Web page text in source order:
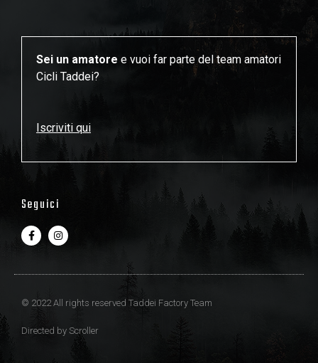
Sei un amatore e vuoi far parte del team amatori
Cicli Taddei?
Iscriviti qui
Seguici
© 2022 All rights reserved Taddei Factory Team
Directed by Scroller